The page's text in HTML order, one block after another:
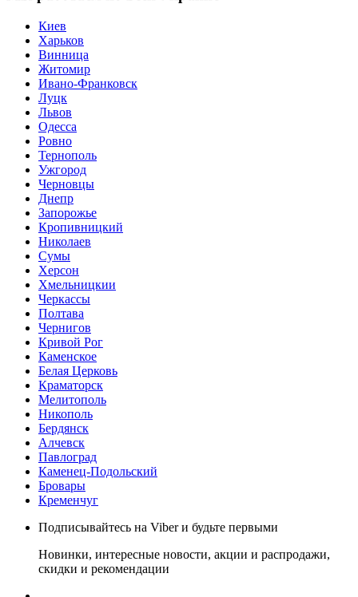
Киев
Харьков
Винница
Житомир
Ивано-Франковск
Луцк
Львов
Одесса
Ровно
Тернополь
Ужгород
Черновцы
Днепр
Запорожье
Кропивницкий
Николаев
Сумы
Херсон
Хмельницкии
Черкассы
Полтава
Чернигов
Кривой Рог
Каменское
Белая Церковь
Краматорск
Мелитополь
Никополь
Бердянск
Алчевск
Павлоград
Каменец-Подольский
Бровары
Кременчуг
Подписывайтесь на Viber и будьте первыми
Новинки, интересные новости, акции и распродажи,
скидки и рекомендации